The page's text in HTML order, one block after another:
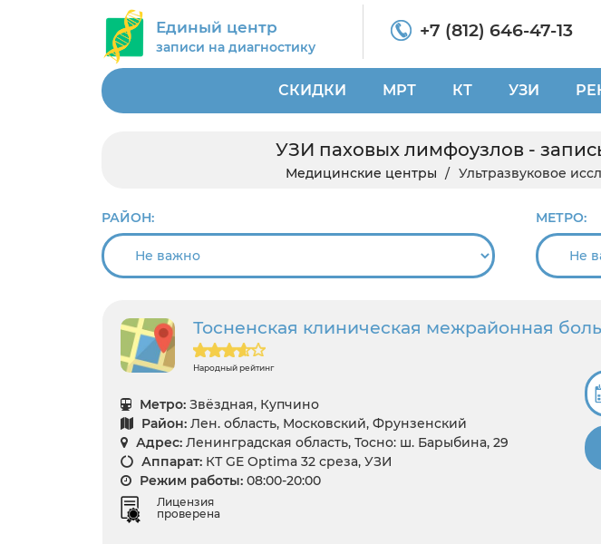
Единый центр
записи на диагностику
+7 (812) 646-47-13
СКИДКИ МРТ КТ УЗИ
УЗИ паховых лимфоузлов -
Медицинские центры Ультразвуковое
РАЙОН: МЕТРО:
Тосненская клиническая межрайонная
Народный рейтинг
Метро: Звёздная, Купчино
Район: Лен. область, Московский, Фрунзенский
Адрес: Ленинградская область, Тосно: ш. Барыбина, 29
Аппарат: КТ GE Optima 32 среза, УЗИ
Режим работы: 08:00-20:00
Лицензия
проверена